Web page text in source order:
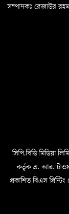
সম্পাদকঃ রেজাউর
সিপি.বিডি মিডিয়া
কর্তৃক এ. আর.
প্রকাশিত বিএস